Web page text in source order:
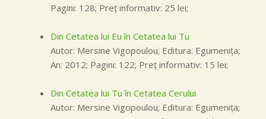
Pagini: 128; Preţ informativ: 25 lei;
Din Cetatea lui Eu în Cetatea lui Tu
Autor: Mersine Vigopoulou; Editura: Egumeniţa;
An: 2012; Pagini: 122; Preţ informativ: 15 lei;
Din Cetatea lui Tu în Cetatea Cerului
Autor: Mersine Vigopoulou; Editura: Egumeniţa;